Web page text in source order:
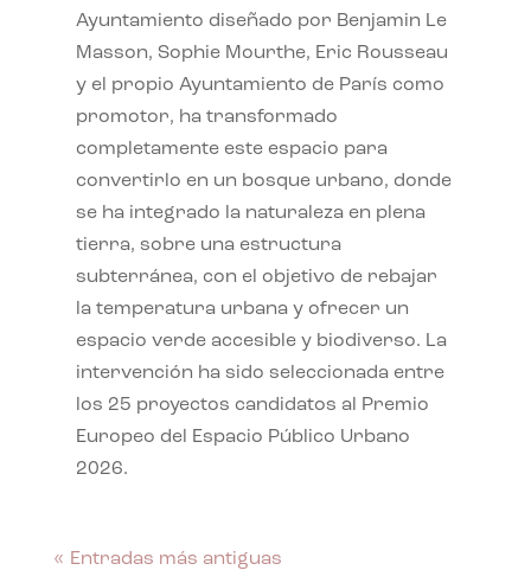
Ayuntamiento diseñado por Benjamin Le
Masson, Sophie Mourthe, Eric Rousseau
y el propio Ayuntamiento de París como
promotor, ha transformado
completamente este espacio para
convertirlo en un bosque urbano, donde
se ha integrado la naturaleza en plena
tierra, sobre una estructura
subterránea, con el objetivo de rebajar
la temperatura urbana y ofrecer un
espacio verde accesible y biodiverso. La
intervención ha sido seleccionada entre
los 25 proyectos candidatos al Premio
Europeo del Espacio Público Urbano
2026.
« Entradas más antiguas